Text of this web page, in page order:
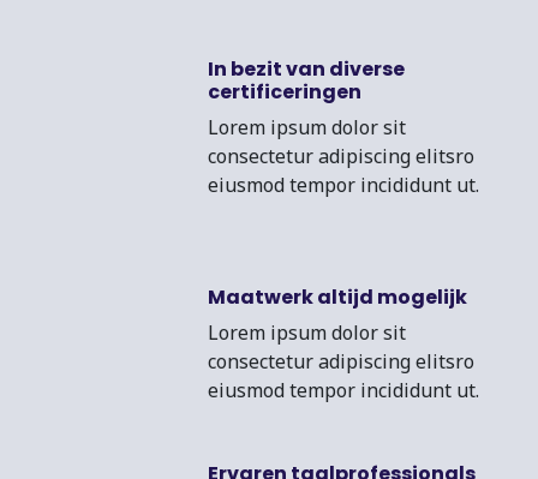
In bezit van diverse
certificeringen
Lorem ipsum dolor sit
consectetur adipiscing elitsro
eiusmod tempor incididunt ut.
Maatwerk altijd mogelijk
Lorem ipsum dolor sit
consectetur adipiscing elitsro
eiusmod tempor incididunt ut.
Ervaren taalprofessionals